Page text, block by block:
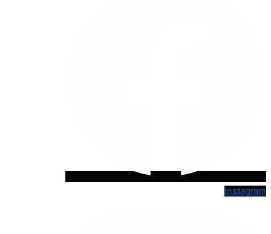
Instagram